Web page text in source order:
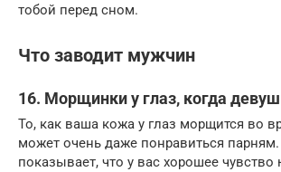
тобой перед сном.
Что заводит мужчин
16. Морщинки у глаз, когда
То, как ваша кожа у глаз морщится во
может очень даже понравиться
показывает, что у вас хорошее